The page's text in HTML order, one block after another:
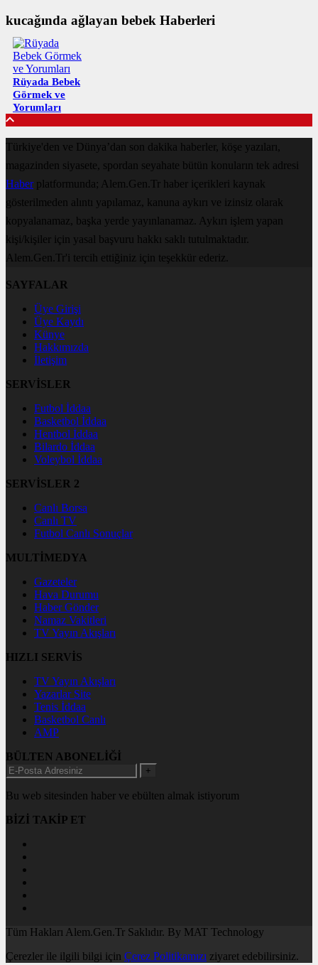
kucağında ağlayan bebek Haberleri
Rüyada Bebek
Görmek ve
Yorumları
Türkiye'den ve Dünya’dan son dakika haberler, köşe yazıları,
magazinden siyasete, spordan seyahate bütün konuların tek adresi
Haberplatformunda; Alem.Gen.Tr haber içerikleri kaynak
gösterilmeden alıntı yapılamaz, kanuna aykırı ve izinsiz olarak
kopyalanamaz, başka yerde yayınlanamaz. Aykırı işlem yapan
kişi/kişiler için yasal başvuru hakkı saklı tutulmaktadır.
Alem.Gen.Tr'i tercih ettiğiniz için teşekkür ederiz.
SAYFALAR
Üye Girişi
Üye Kaydı
Künye
Hakkımızda
İletişim
SERVİSLER
Futbol İddaa
Basketbol İddaa
Hentbol İddaa
Bilardo İddaa
Voleybol İddaa
SERVİSLER 2
Canlı Borsa
Canlı TV
Futbol Canlı Sonuçlar
MULTİMEDYA
Gazeteler
Hava Durumu
Haber Gönder
Namaz Vakitleri
TV Yayın Akışları
HIZLI SERVİS
TV Yayın Akışları
Yazarlar Site
Tenis İddaa
Basketbol Canlı
AMP
BÜLTEN ABONELİĞİ
+
Bu web sitesinden haber ve ebülten almak istiyorum
BİZİ TAKİP ET
Tüm Hakları Alem.Gen.Tr Saklıdır. By MAT Technology
Çerezler ile ilgili bilgi için Çerez Politikamızı ziyaret edebilirsiniz.